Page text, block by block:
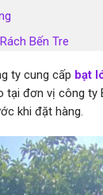
Bến Tre
ty cung cấp bạt
đơn vị công ty
khi đặt hàng.